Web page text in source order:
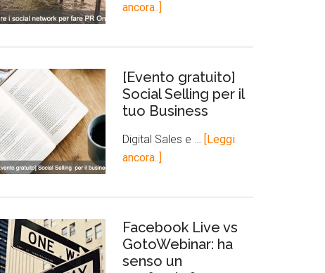
ancora..]
[Evento gratuito]
Social Selling per il
tuo Business
Digital Sales e …
[Leggi
ancora..]
Facebook Live vs
GotoWebinar: ha
senso un